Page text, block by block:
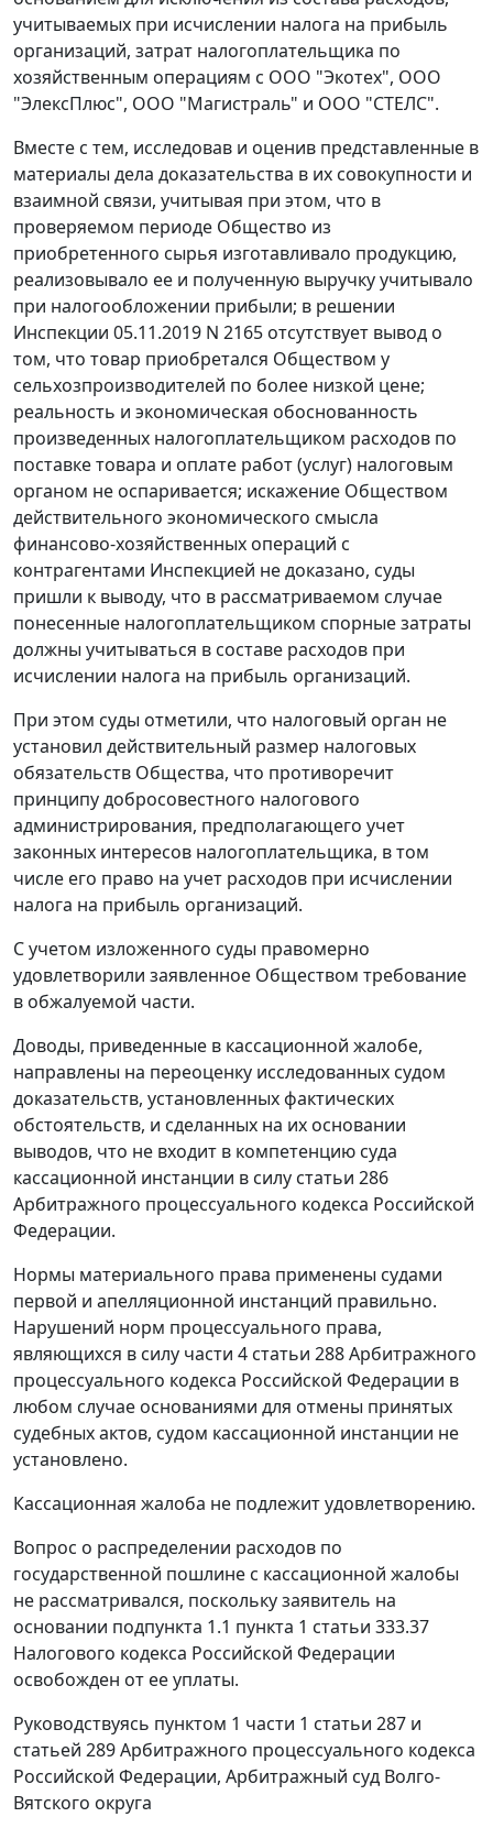
учитываемых при исчислении налога на прибыль
организаций, затрат налогоплательщика по
хозяйственным операциям с ООО "Экотех", ООО
"ЭлексПлюс", ООО "Магистраль" и ООО "СТЕЛС".
Вместе с тем, исследовав и оценив представленные в
материалы дела доказательства в их совокупности и
взаимной связи, учитывая при этом, что в
проверяемом периоде Общество из
приобретенного сырья изготавливало продукцию,
реализовывало ее и полученную выручку учитывало
при налогообложении прибыли; в решении
Инспекции 05.11.2019 N 2165 отсутствует вывод о
том, что товар приобретался Обществом у
сельхозпроизводителей по более низкой цене;
реальность и экономическая обоснованность
произведенных налогоплательщиком расходов по
поставке товара и оплате работ (услуг) налоговым
органом не оспаривается; искажение Обществом
действительного экономического смысла
финансово-хозяйственных операций с
контрагентами Инспекцией не доказано, суды
пришли к выводу, что в рассматриваемом случае
понесенные налогоплательщиком спорные затраты
должны учитываться в составе расходов при
исчислении налога на прибыль организаций.
При этом суды отметили, что налоговый орган не
установил действительный размер налоговых
обязательств Общества, что противоречит
принципу добросовестного налогового
администрирования, предполагающего учет
законных интересов налогоплательщика, в том
числе его право на учет расходов при исчислении
налога на прибыль организаций.
С учетом изложенного суды правомерно
удовлетворили заявленное Обществом требование
в обжалуемой части.
Доводы, приведенные в кассационной жалобе,
направлены на переоценку исследованных судом
доказательств, установленных фактических
обстоятельств, и сделанных на их основании
выводов, что не входит в компетенцию суда
кассационной инстанции в силу статьи 286
Арбитражного процессуального кодекса Российской
Федерации.
Нормы материального права применены судами
первой и апелляционной инстанций правильно.
Нарушений норм процессуального права,
являющихся в силу части 4 статьи 288 Арбитражного
процессуального кодекса Российской Федерации в
любом случае основаниями для отмены принятых
судебных актов, судом кассационной инстанции не
установлено.
Кассационная жалоба не подлежит удовлетворению.
Вопрос о распределении расходов по
государственной пошлине с кассационной жалобы
не рассматривался, поскольку заявитель на
основании подпункта 1.1 пункта 1 статьи 333.37
Налогового кодекса Российской Федерации
освобожден от ее уплаты.
Руководствуясь пунктом 1 части 1 статьи 287 и
статьей 289 Арбитражного процессуального кодекса
Российской Федерации, Арбитражный суд Волго-
Вятского округа